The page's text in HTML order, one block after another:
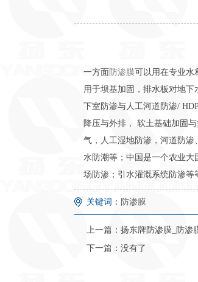
一方面 防渗膜可以用在专业水
用于坝基加固，排水板对地
下室防渗与人工河道防渗/
降压与外排， 软土基础加固
气，人工湿地防渗，河道防
水防潮等；中国是一个农业
场防渗；引水灌溉系统防渗等
关键词： 防渗膜
上一篇： 扬东牌防渗膜_防渗
下一篇：没有了